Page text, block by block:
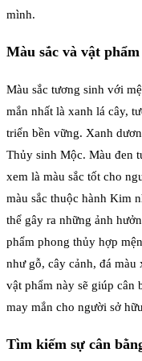
mình.
Màu sắc và vật
Màu sắc tương sinh với
mắn nhất là xanh lá cây,
triển bền vững. Xanh
Thủy sinh Mộc. Màu đen
xem là màu sắc tốt cho
màu sắc thuộc hành Kim
thể gây ra những ảnh
phẩm phong thủy hợp
như gỗ, cây cảnh, đá
vật phẩm này sẽ giúp cân
may mắn cho người sở
Tìm kiếm sự cân